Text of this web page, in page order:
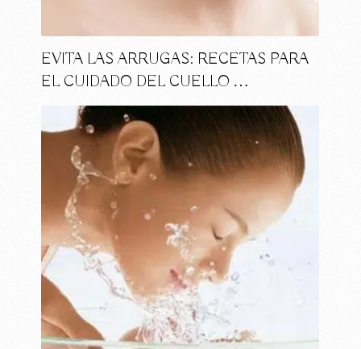
EVITA LAS ARRUGAS: RECETAS PARA
EL CUIDADO DEL CUELLO …